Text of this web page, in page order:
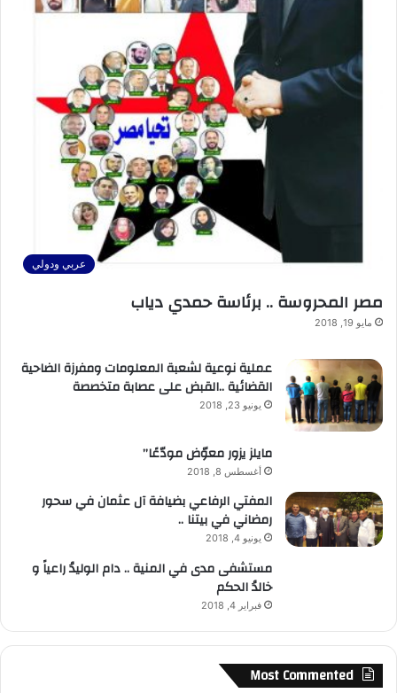
عربي ودولي
مصر المحروسة .. برئاسة حمدي دياب
مايو 19, 2018
عملية نوعية لشعبة المعلومات ومفرزة الضاحية
القضائية ..القبض على عصابة متخصصة
يونيو 23, 2018
مايلز يزور معوّض مودّعًا”
أغسطس 8, 2018
المفتي الرفاعي بضيافة آل عثمان في سحور
رمضاني في بيتنا ..
يونيو 4, 2018
مستشفى مدى في المنية .. دام الوليدُ راعياً و
خالدُ الحكم
فبراير 4, 2018
Most Commented